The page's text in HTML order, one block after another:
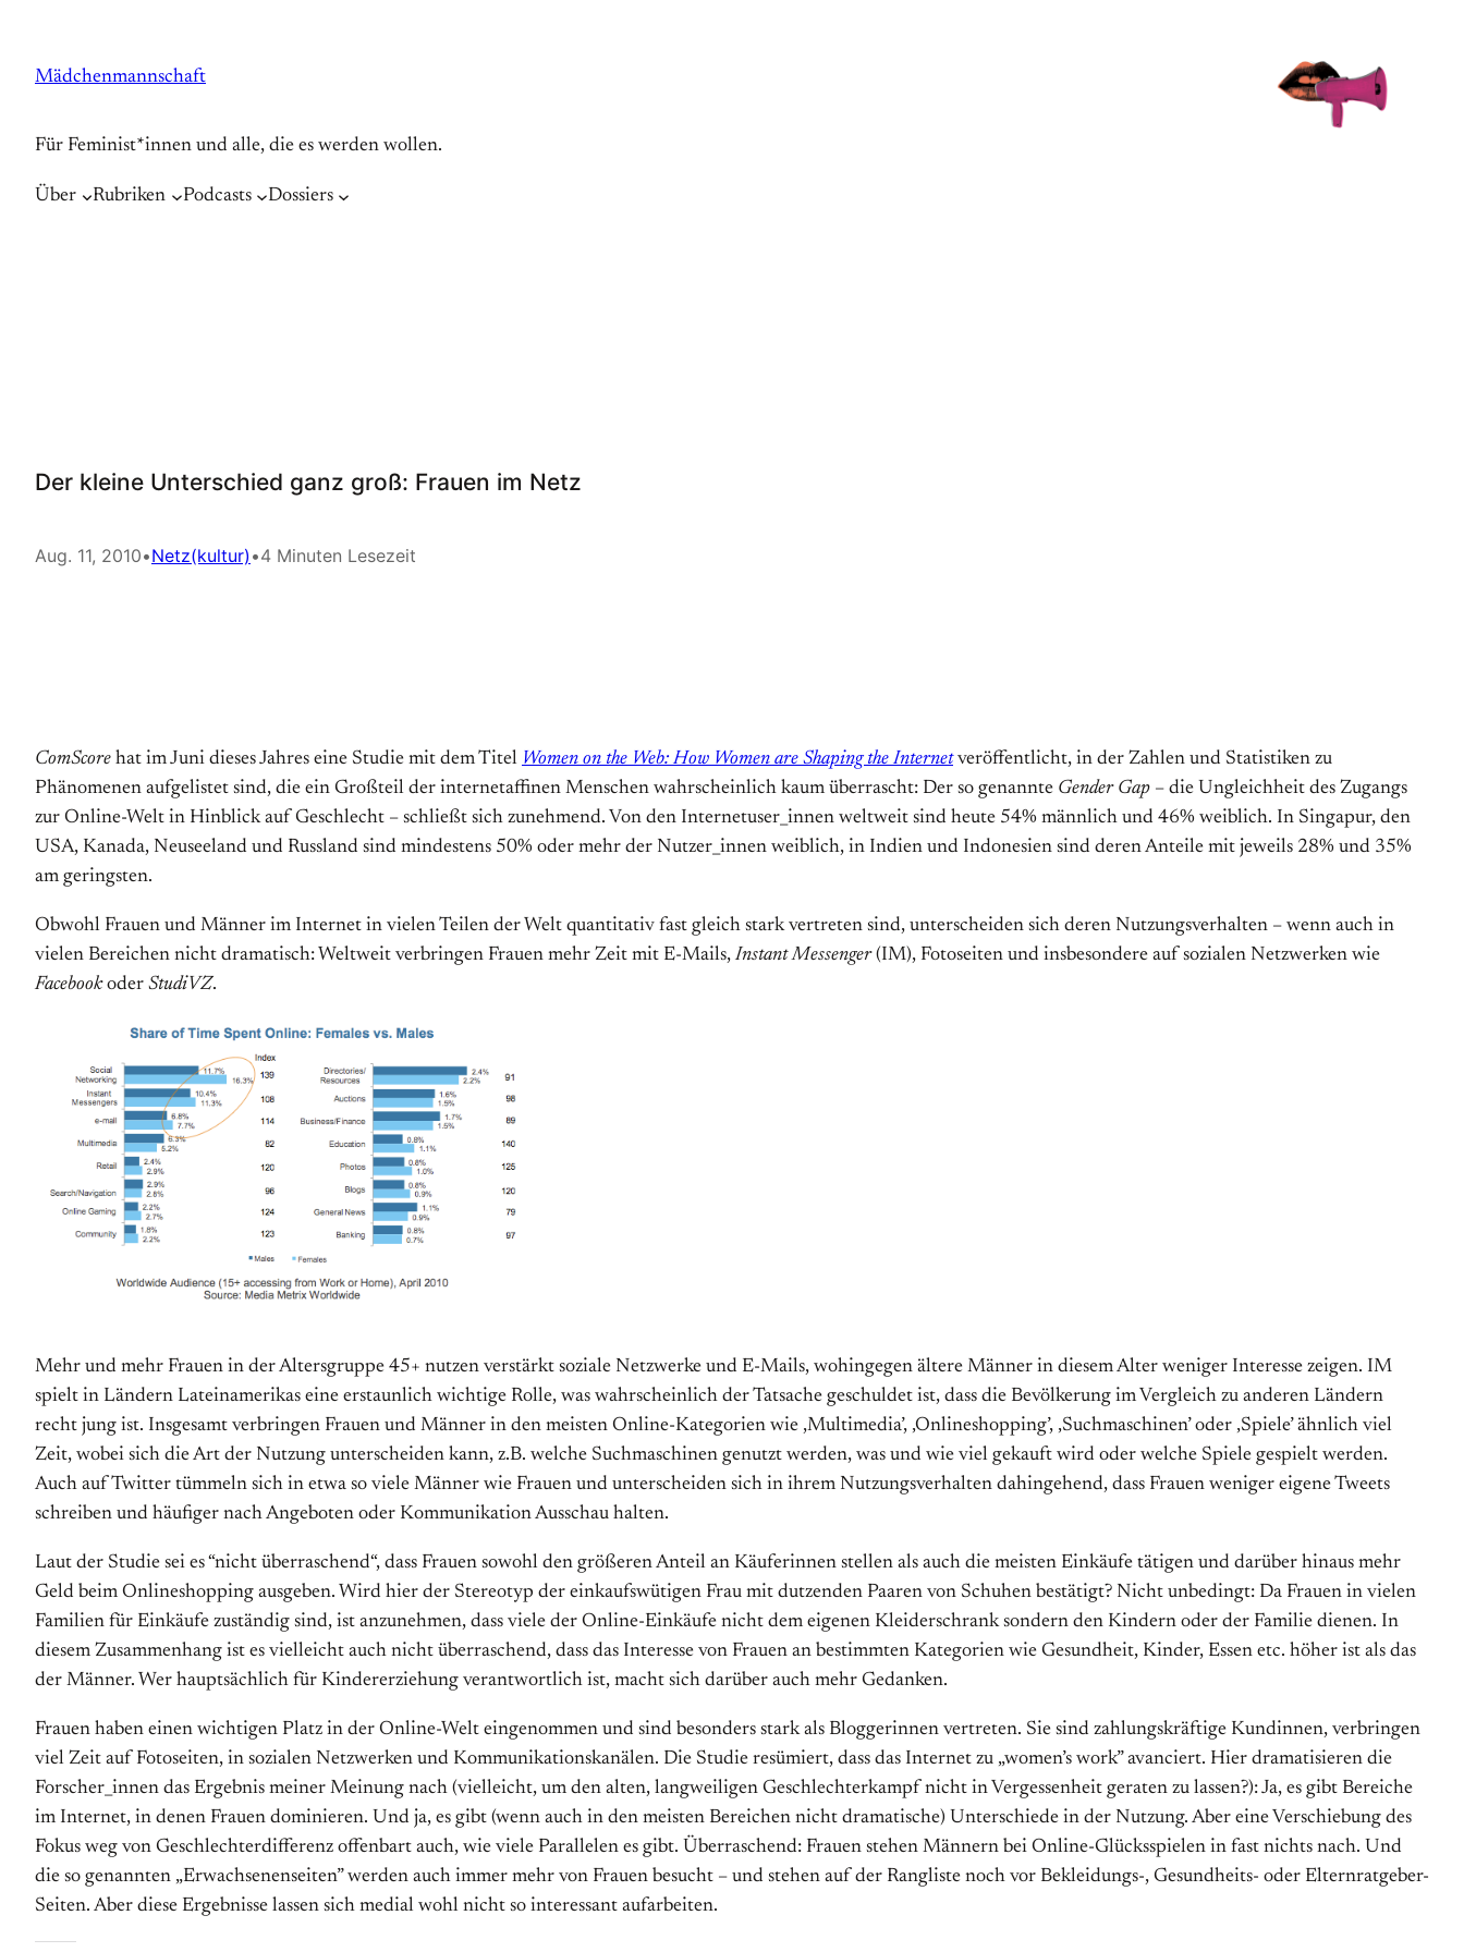
springen
Mädchenmannschaft
Für Feminist*innen und alle, die es werden wollen.
Über Rubriken Podcasts Dossiers
Der kleine Unterschied ganz groß: Frauen im Netz
Aug. 11, 2010•Netz(kultur) •4 Minuten Lesezeit
ComScore hat im Juni dieses Jahres eine Studie mit dem Titel Women on the Web: How Women are Shaping the Internetveröffentlicht, in der Zahlen und Statistiken zu
Phänomenen aufgelistet sind, die ein Großteil der internetaffinen Menschen wahrscheinlich kaum überrascht: Der so genannte Gender Gap – die Ungleichheit des Zugangs
zur Online-Welt in Hinblick auf Geschlecht – schließt sich zunehmend. Von den Internetuser_innen weltweit sind heute 54% männlich und 46% weiblich. In Singapur, den
USA, Kanada, Neuseeland und Russland sind mindestens 50% oder mehr der Nutzer_innen weiblich, in Indien und Indonesien sind deren Anteile mit jeweils 28% und 35%
am geringsten.
Obwohl Frauen und Männer im Internet in vielen Teilen der Welt quantitativ fast gleich stark vertreten sind, unterscheiden sich deren Nutzungsverhalten – wenn auch in
vielen Bereichen nicht dramatisch: Weltweit verbringen Frauen mehr Zeit mit E-Mails, Instant Messenger(IM), Fotoseiten und insbesondere auf sozialen Netzwerken wie
Facebookoder StudiVZ.
Mehr und mehr Frauen in der Altersgruppe 45+ nutzen verstärkt soziale Netzwerke und E-Mails, wohingegen ältere Männer in diesem Alter weniger Interesse zeigen. IM
spielt in Ländern Lateinamerikas eine erstaunlich wichtige Rolle, was wahrscheinlich der Tatsache geschuldet ist, dass die Bevölkerung im Vergleich zu anderen Ländern
recht jung ist. Insgesamt verbringen Frauen und Männer in den meisten Online-Kategorien wie ,Multimedia’, ‚Onlineshopping’, ‚Suchmaschinen’ oder ‚Spiele’ ähnlich viel
Zeit, wobei sich die Art der Nutzung unterscheiden kann, z.B. welche Suchmaschinen genutzt werden, was und wie viel gekauft wird oder welche Spiele gespielt werden.
Auch auf Twitter tümmeln sich in etwa so viele Männer wie Frauen und unterscheiden sich in ihrem Nutzungsverhalten dahingehend, dass Frauen weniger eigene Tweets
schreiben und häufiger nach Angeboten oder Kommunikation Ausschau halten.
Laut der Studie sei es “nicht überraschend“, dass Frauen sowohl den größeren Anteil an Käuferinnen stellen als auch die meisten Einkäufe tätigen und darüber hinaus mehr
Geld beim Onlineshopping ausgeben. Wird hier der Stereotyp der einkaufswütigen Frau mit dutzenden Paaren von Schuhen bestätigt? Nicht unbedingt: Da Frauen in vielen
Familien für Einkäufe zuständig sind, ist anzunehmen, dass viele der Online-Einkäufe nicht dem eigenen Kleiderschrank sondern den Kindern oder der Familie dienen. In
diesem Zusammenhang ist es vielleicht auch nicht überraschend, dass das Interesse von Frauen an bestimmten Kategorien wie Gesundheit, Kinder, Essen etc. höher ist als das
der Männer. Wer hauptsächlich für Kindererziehung verantwortlich ist, macht sich darüber auch mehr Gedanken.
Frauen haben einen wichtigen Platz in der Online-Welt eingenommen und sind besonders stark als Bloggerinnen vertreten. Sie sind zahlungskräftige Kundinnen, verbringen
viel Zeit auf Fotoseiten, in sozialen Netzwerken und Kommunikationskanälen. Die Studie resümiert, dass das Internet zu „women’s work” avanciert. Hier dramatisieren die
Forscher_innen das Ergebnis meiner Meinung nach (vielleicht, um den alten, langweiligen Geschlechterkampf nicht in Vergessenheit geraten zu lassen?): Ja, es gibt Bereiche
im Internet, in denen Frauen dominieren. Und ja, es gibt (wenn auch in den meisten Bereichen nicht dramatische) Unterschiede in der Nutzung. Aber eine Verschiebung des
Fokus weg von Geschlechterdifferenz offenbart auch, wie viele Parallelen es gibt. Überraschend: Frauen stehen Männern bei Online-Glücksspielen in fast nichts nach. Und
die so genannten „Erwachsenenseiten” werden auch immer mehr von Frauen besucht – und stehen auf der Rangliste noch vor Bekleidungs-, Gesundheits- oder Elternratgeber-
Seiten. Aber diese Ergebnisse lassen sich medial wohl nicht so interessant aufarbeiten.